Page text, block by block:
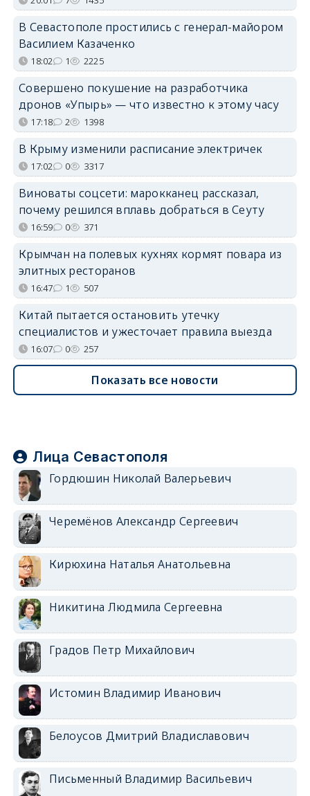
В Севастополе простились с генерал-майором
Василием Казаченко
18:02 1 2225
Совершено покушение на разработчика
дронов «Упырь» — что известно к этому часу
17:18 2 1398
В Крыму изменили расписание электричек
17:02 0 3317
Виноваты соцсети: марокканец рассказал,
почему решился вплавь добраться в Сеуту
16:59 0 371
Крымчан на полевых кухнях кормят повара из
элитных ресторанов
16:47 1 507
Китай пытается остановить утечку
специалистов и ужесточает правила выезда
16:07 0 257
Показать все новости
Лица Севастополя
Гордюшин Николай Валерьевич
Черемёнов Александр Сергеевич
Кирюхина Наталья Анатольевна
Никитина Людмила Сергеевна
Градов Петр Михайлович
Истомин Владимир Иванович
Белоусов Дмитрий Владиславович
Письменный Владимир Васильевич